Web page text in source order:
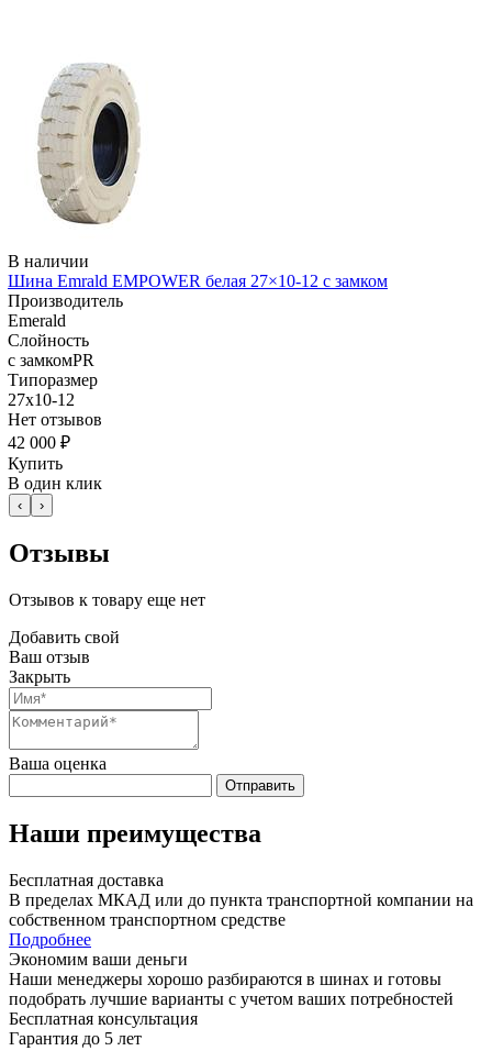
В наличии
Шина Emrald EMPOWER белая 27×10-12 с замком
Производитель
Emerald
Слойность
с замкомPR
Типоразмер
27x10-12
Нет отзывов
42 000 ₽
Купить
В один клик
‹ ›
Отзывы
Отзывов к товару еще нет
Добавить свой
Ваш отзыв
Закрыть
Ваша оценка
Отправить
Наши преимущества
Бесплатная доставка
В пределах МКАД или до пункта транспортной компании на
собственном транспортном средстве
Подробнее
Экономим ваши деньги
Наши менеджеры хорошо разбираются в шинах и готовы
подобрать лучшие варианты с учетом ваших потребностей
Бесплатная консультация
Гарантия до 5 лет